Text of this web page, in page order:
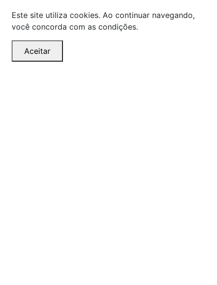
Este site utiliza cookies. Ao continuar navegando,
você concorda com as condições.
Aceitar